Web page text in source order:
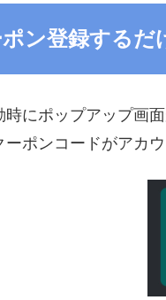
ン登録するだ
時にポップアップ画
ーポンコードがアカ